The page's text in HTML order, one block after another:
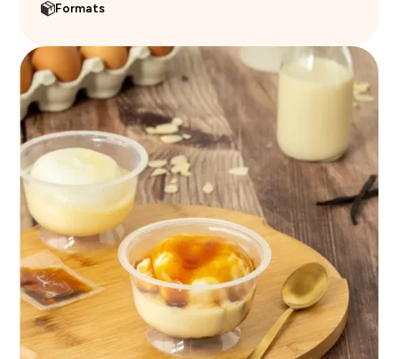
Formats